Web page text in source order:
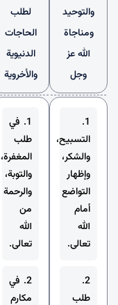
والتوحيد
ومناجاة
الله عز
وجل
1.
التسبيح،
والشكر،
وإظهار
التواضع
أمام
الله
تعالى.
2.
طلب
لطلب
الحاجات
الدنيوية
والأخروية
1. في
طلب
المغفرة،
والتوبة،
والرحمة
من
الله
تعالى.
2. في
مكارم